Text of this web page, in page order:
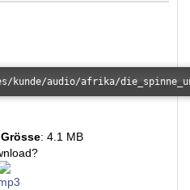
Grösse: 4.1 MB